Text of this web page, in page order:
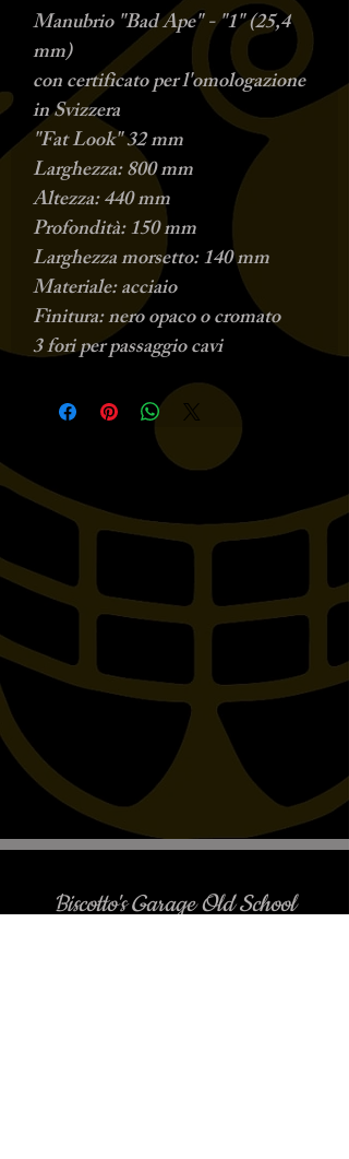
Manubrio "Bad Ape" - "1" (25,4
mm)
con certificato per l'omologazione
in Svizzera
"Fat Look" 32 mm
Larghezza: 800 mm
Altezza: 440 mm
Profondità: 150 mm
Larghezza morsetto: 140 mm
Materiale: acciaio
Finitura: nero opaco o cromato
3 fori per passaggio cavi
Biscotto's Garage Old School